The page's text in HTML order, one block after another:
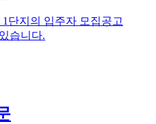
단지의 입주자 모집공고
습니다.